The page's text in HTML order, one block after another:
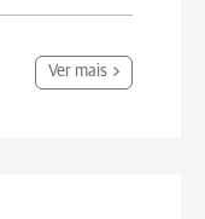
Ver mais